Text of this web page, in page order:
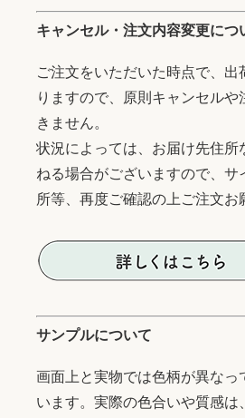
キャンセル・注文内容変更につ
ご注文をいただいた時点で、出
りますので、原則キャンセル
きません。
状況によっては、お届け先住所
ねる場合がございますので、サ
所等、再度ご確認の上ご注文お
サンプルについて
画面上と実物では色柄が異なっ
います。実際の色合いや質感は